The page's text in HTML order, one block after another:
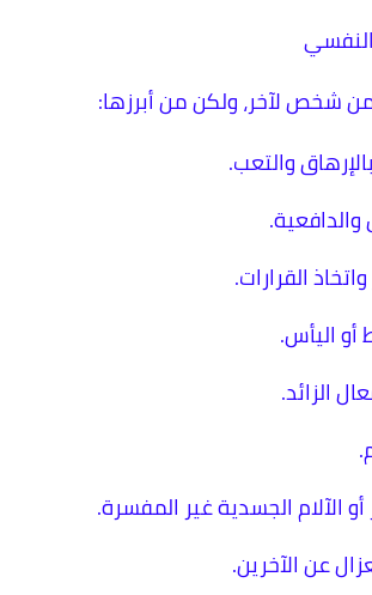
شخص لآخر، ولكن من أبرزها:
والتعب.
القرارات.
أو اليأس.
الزائد.
الآلام الجسدية غير المفسرة.
عن الآخرين.